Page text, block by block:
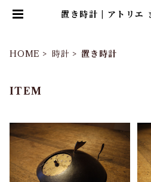
置き時計 | アトリエ
HOME 時計 置き時計
ITEM